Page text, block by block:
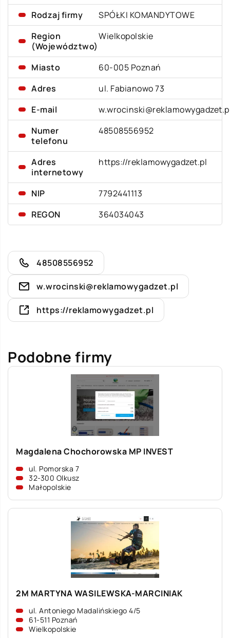
Rodzaj firmy
SPÓŁKI KOMANDYTOWE
Region
(Województwo)
Wielkopolskie
Miasto
60-005 Poznań
Adres
ul. Fabianowo 73
E-mail
Numer
telefonu
48508556952
Adres
internetowy
https://reklamowygadzet.pl
NIP
7792441113
REGON
364034043
48508556952
w.wrocinski@reklamowygadzet.pl
https://reklamowygadzet.pl
Podobne firmy
Magdalena Chochorowska MP INVEST
ul. Pomorska 7
32-300 Olkusz
Małopolskie
2M MARTYNA WASILEWSKA-MARCINIAK
ul. Antoniego Madalińskiego 4/5
61-511 Poznań
Wielkopolskie